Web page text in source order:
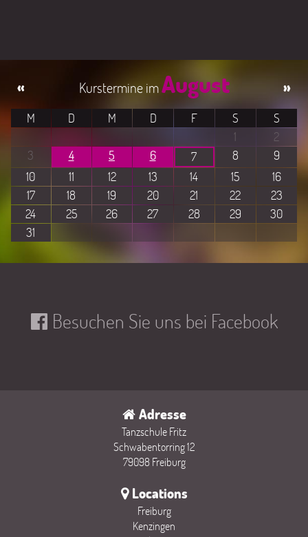
August
« »
M D M D F S
S
1
2
3
4 5 6 7 8
9
10
11 12 13 14 15
16
17
18 19 20 21 22
23
24
25 26 27 28 29
30
31
Besuchen Sie uns bei Facebook
Adresse
Tanzschule Fritz
Schwabentorring 12
79098 Freiburg
Locations
Freiburg
Kenzingen